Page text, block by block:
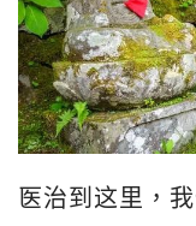
医治到这里，